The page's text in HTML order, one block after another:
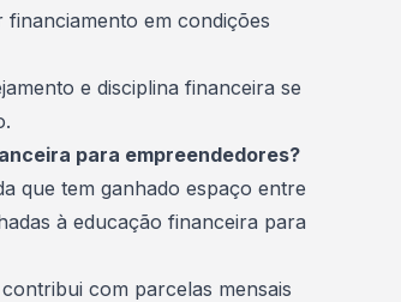
financiamento em condições
e disciplina financeira se
para empreendedores?
que tem ganhado espaço entre
à educação financeira para
com parcelas mensais